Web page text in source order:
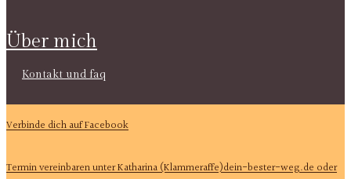
über mich
kontakt und faq
Verbinde dich auf Facebook
Termin vereinbaren unter Katharina (Klammeraffe)dein-bester-weg.de oder